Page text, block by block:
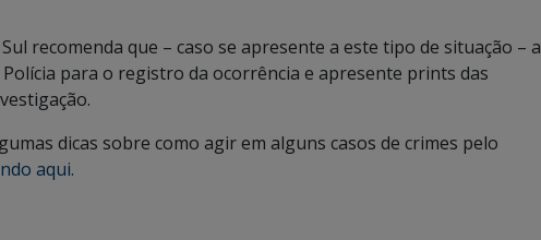
recomenda que – caso se apresente a este tipo de situação – a
para o registro da ocorrência e apresente prints das
dicas sobre como agir em alguns casos de crimes pelo
aqui.